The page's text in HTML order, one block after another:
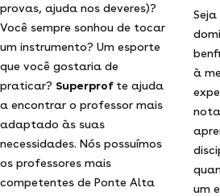
provas, ajuda nos deveres)?
Você sempre sonhou de tocar
um instrumento? Um esporte
que você gostaria de
praticar? Superprof te ajuda
a encontrar o professor mais
adaptado às suas
necessidades. Nós possuímos
os professores mais
competentes de Ponte Alta
à
um